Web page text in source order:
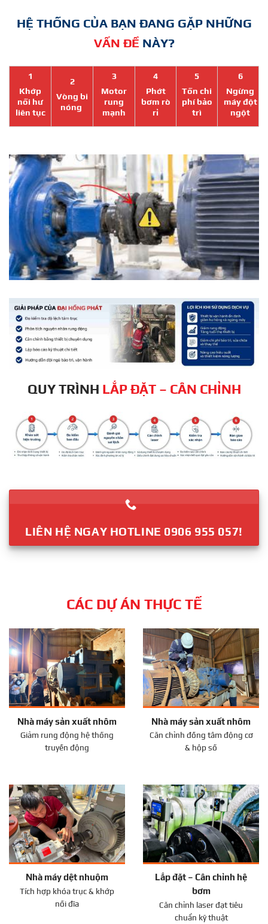
HỆ THỐNG CỦA BẠN ĐANG GẶP NHỮNG
VẤN ĐỀ NÀY?
1
Khớp
nối hư
liên tục
2
Vòng bi
nóng
3
Motor
rung
mạnh
4
Phớt
bơm rò
rỉ
5
Tốn chi
phí bảo
trì
6
Ngừng
máy đột
ngột
QUY TRÌNH LẮP ĐẶT – CÂN CHỈNH
LIÊN HỆ NGAY HOTLINE 0906 955 057!
CÁC DỰ ÁN THỰC TẾ
Nhà máy sản xuất nhôm
Giảm rung động hệ thống
truyền động
Nhà máy sản xuất nhôm
Căn chỉnh đồng tâm động cơ
& hộp số
Nhà máy dệt nhuộm
Tích hợp khóa trục & khớp
nối đĩa
Lắp đặt – Cân chỉnh hệ
bơm
Căn chỉnh laser đạt tiêu
chuẩn kỹ thuật